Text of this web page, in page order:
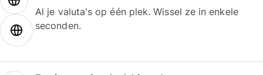
Al je valuta's op één plek. Wissel ze in enkele
seconden.